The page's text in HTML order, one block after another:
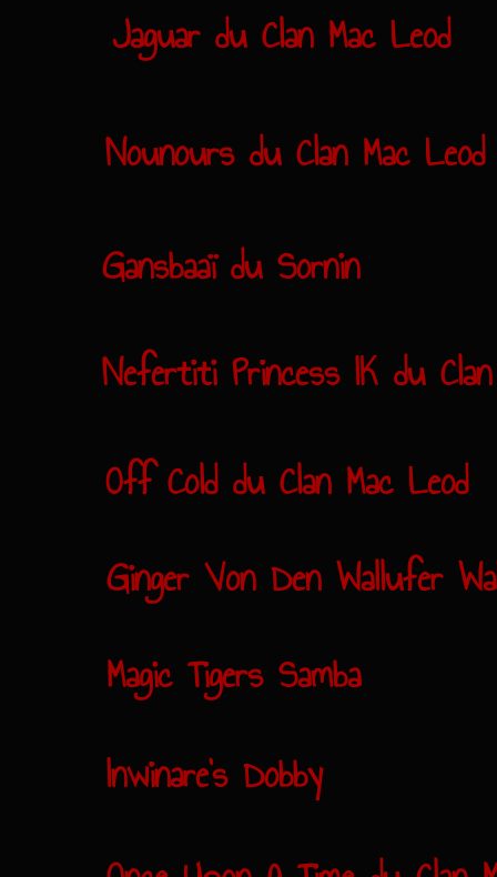
Jaguar du Clan Mac Leod
Nounours du Clan Mac Leod
Gansbaaï du Sornin
Nefertiti Princess IK du
Off Cold du Clan Mac Leod
Ginger Von Den Wallufer
Magic Tigers Samba
Inwinare's Dobby